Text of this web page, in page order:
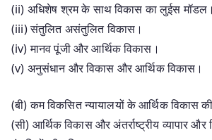
(ii) अधिशेष श्रम के साथ विकास का लुईस मॉडल।
(iii) संतुलित असंतुलित विकास।
(iv) मानव पूंजी और आर्थिक विकास।
(v) अनुसंधान और विकास और आर्थिक विकास।
(बी) कम विकसित न्यायालयों के आर्थिक विकास
(सी) आर्थिक विकास और अंतर्राष्ट्रीय व्यापार और